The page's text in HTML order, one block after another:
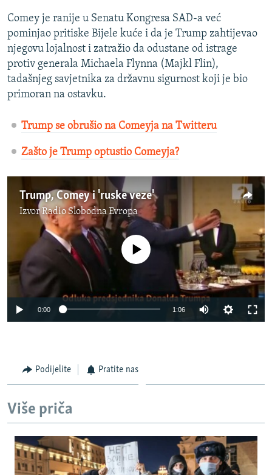
Comey je ranije u Senatu Kongresa SAD-a već
pominjao pritiske Bijele kuće i da je Trump zahtijevao
njegovu lojalnost i zatražio da odustane od istrage
protiv generala Michaela Flynna (Majkl Flin),
tadašnjeg savjetnika za državnu sigurnost koji je bio
primoran na ostavku.
Trump se obrušio na Comeyja na Twitteru
Zašto je Trump optustio Comeyja?
Trump, Comey i 'ruske veze'
IzvorRadio Slobodna Evropa
No media source currently available
0:00 1:06
Podijelite Pratite nas
Više priča